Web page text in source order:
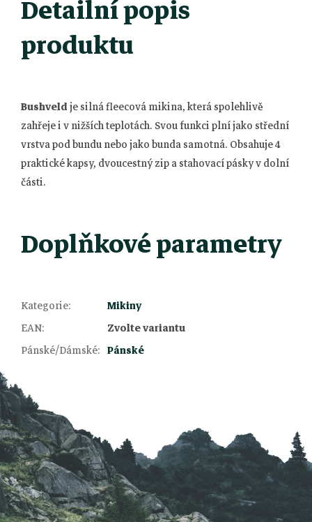
Detailní popis
produktu
Bushveldje silná fleecová mikina, která spolehlivě
zahřeje i v nižších teplotách. Svou funkci plní jako střední
vrstva pod bundu nebo jako bunda samotná. Obsahuje 4
praktické kapsy, dvoucestný zip a stahovací pásky v dolní
části.
Doplňkové parametry
Kategorie:
Mikiny
EAN:
Zvolte variantu
Pánské/Dámské: Pánské
á
p
a
t
í